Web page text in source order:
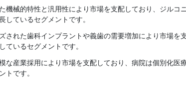
機械的特性と汎用性により市場を支配しており、ジルコ
しているセグメントです。
された歯科インプラントや義歯の需要増加により市場を
ているセグメントです。
な産業採用により市場を支配しており、病院は個別化医
トです。